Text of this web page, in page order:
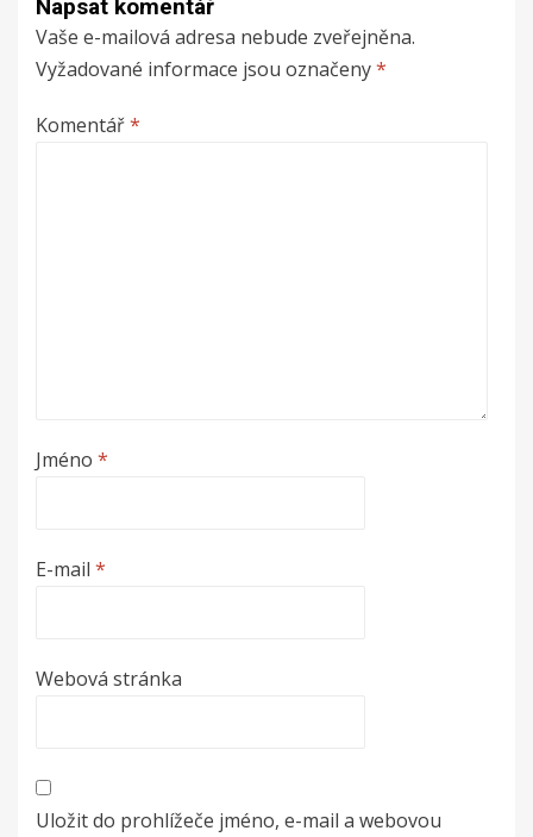
Napsat komentář
Vaše e-mailová adresa nebude zveřejněna.
Vyžadované informace jsou označeny*
Komentář*
Jméno *
E-mail *
Webová stránka
Uložit do prohlížeče jméno, e-mail a webovou